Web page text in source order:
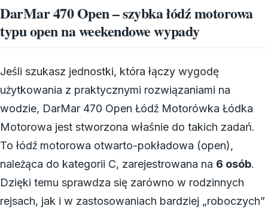
DarMar 470 Open – szybka łódź motorowa
typu open na weekendowe wypady
Jeśli szukasz jednostki, która łączy wygodę
użytkowania z praktycznymi rozwiązaniami na
wodzie, DarMar 470 Open Łódź Motorówka Łódka
Motorowa jest stworzona właśnie do takich zadań.
To łódź motorowa otwarto-pokładowa (open),
należąca do kategorii C, zarejestrowana na 6 osób.
Dzięki temu sprawdza się zarówno w rodzinnych
rejsach, jak i w zastosowaniach bardziej „roboczych”